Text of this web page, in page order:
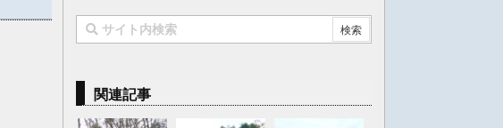
関連記事